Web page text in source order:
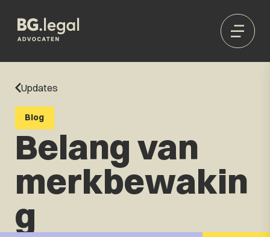
Updates
Blog
Belang van
merkbewakin
g